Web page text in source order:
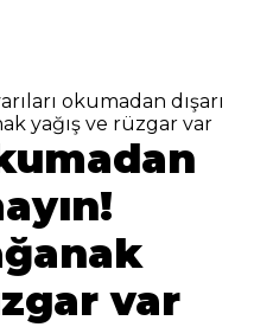
okumadan dışarı
yağış ve rüzgar var
var